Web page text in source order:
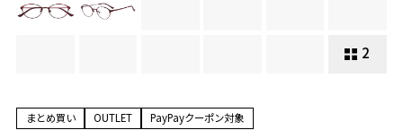
2
まとめ買い OUTLET PayPayクーポン対象